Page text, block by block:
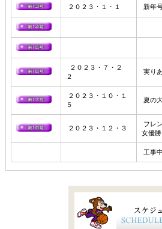
２０２３・１・１ 新年
２０２３・７・２
２
実り
２０２３・１０・１
５
夏の
２０２３・１２・３
フレ
女優勝
工事中